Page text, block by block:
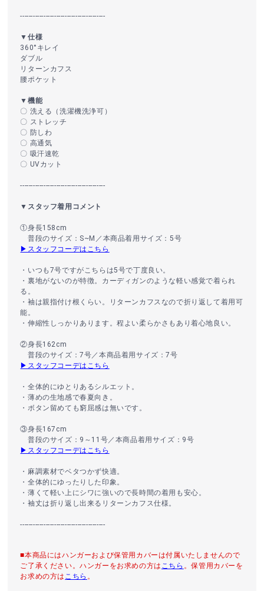
----------------------------------------
▼仕様
360°キレイ
ダブル
リターンカフス
腰ポケット
▼機能
〇 洗える（洗濯機洗浄可）
〇 ストレッチ
〇 防しわ
〇 高通気
〇 吸汗速乾
〇 UVカット
----------------------------------------
▼スタッフ着用コメント
①身長158cm
普段のサイズ：S~M／本商品着用サイズ：5号
▶スタッフコーデはこちら
・いつも7号ですがこちらは5号で丁度良い。
・裏地がないのが特徴。カーディガンのような軽い感覚で着られ
る。
・袖は親指付け根くらい。リターンカフスなので折り返して着用可
能。
・伸縮性しっかりあります。程よい柔らかさもあり着心地良い。
②身長162cm
普段のサイズ：7号／本商品着用サイズ：7号
▶スタッフコーデはこちら
・全体的にゆとりあるシルエット。
・薄めの生地感で春夏向き。
・ボタン留めても窮屈感は無いです。
③身長167cm
普段のサイズ：9～11号／本商品着用サイズ：9号
▶スタッフコーデはこちら
・麻調素材でベタつかず快適。
・全体的にゆったりした印象。
・薄くて軽い上にシワに強いので長時間の着用も安心。
・袖丈は折り返し出来るリターンカフス仕様。
----------------------------------------
■本商品にはハンガーおよび保管用カバーは付属いたしませんので
ご了承ください。ハンガーをお求めの方は こちら 。保管用カバーを
お求めの方は こちら 。